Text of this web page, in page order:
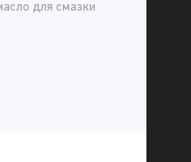
для смазки